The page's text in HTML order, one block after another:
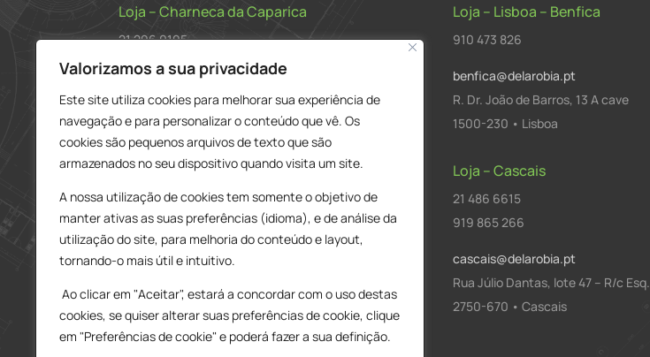
Valorizamos a sua privacidade
Este site utiliza cookies para melhorar sua experiência de
navegação e para personalizar o conteúdo que vê. Os
cookies são pequenos arquivos de texto que são
armazenados no seu dispositivo quando visita um site.
A nossa utilização de cookies tem somente o objetivo de
manter ativas as suas preferências (idioma), e de análise da
utilização do site, para melhoria do conteúdo e layout,
tornando-o mais útil e intuitivo.
Ao clicar em "Aceitar", estará a concordar com o uso destas
cookies, se quiser alterar suas preferências de cookie, clique
em "Preferências de cookie" e poderá fazer a sua definição.
Loja – Charneca da Caparica
21 296 0195
912 606 251
charneca@delarobia.pt
R. António Andrade, 1116
2820-287 • Charneca da Caparica
Loja – Lisboa – Benfica
910 473 826
benfica@delarobia.pt
R. Dr. João de Barros, 13 A cave
1500-230 • Lisboa
Loja – Tires
214 453 329
919 865 192
919 865 292
Av. Amália Rodrigues, 190
2785-613 • São Domingos de Rana
Loja – Cascais
21 486 6615
919 865 266
cascais@delarobia.pt
Rua Júlio Dantas, lote 47 – R/c Esq.
2750-670 • Cascais